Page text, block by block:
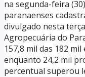
na segunda-feira
paranaenses
divulgado nesta
Agropecuária do
157,8 mil das 182
enquanto 24,2 mil
percentual superou